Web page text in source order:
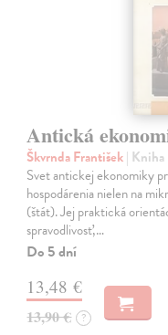
Antická
Škvrnda František| Kniha
Svet antickej ekonomiky
hospodárenia nielen na
(štát). Jej praktická
spravodlivosť,…
Do 5 dní
13,48 €
13,90 € ?